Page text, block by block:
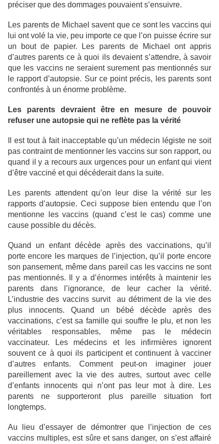
préciser que des dommages pouvaient s’ensuivre.
Les parents de Michael savent que ce sont les vaccins qui
lui ont volé la vie, peu importe ce que l’on puisse écrire sur
un bout de papier. Les parents de Michael ont appris
d’autres parents ce à quoi ils devaient s’attendre, à savoir
que les vaccins ne seraient surement pas mentionnés sur
le rapport d’autopsie. Sur ce point précis, les parents sont
confrontés à un énorme problème.
Les parents devraient être en mesure de pouvoir
refuser une autopsie qui ne reflète pas la vérité
Il est tout à fait inacceptable qu’un médecin légiste ne soit
pas contraint de mentionner les vaccins sur son rapport, ou
quand il y a recours aux urgences pour un enfant qui vient
d’être vacciné et qui décéderait dans la suite.
Les parents attendent qu’on leur dise la vérité sur les
rapports d’autopsie. Ceci suppose bien entendu que l’on
mentionne les vaccins (quand c’est le cas) comme une
cause possible du décès.
Quand un enfant décède après des vaccinations, qu’il
porte encore les marques de l’injection, qu’il porte encore
son pansement, même dans pareil cas les vaccins ne sont
pas mentionnés. Il y a d’énormes intérêts à maintenir les
parents dans l’ignorance, de leur cacher la vérité.
L’industrie des vaccins survit au détriment de la vie des
plus innocents. Quand un bébé décède après des
vaccinations, c’est sa famille qui souffre le plu, et non les
véritables responsables, même pas le médecin
vaccinateur. Les médecins et les infirmières ignorent
souvent ce à quoi ils participent et continuent à vacciner
d’autres enfants. Comment peut-on imaginer jouer
pareillement avec la vie des autres, surtout avec celle
d’enfants innocents qui n’ont pas leur mot à dire. Les
parents ne supporteront plus pareille situation fort
longtemps.
Au lieu d’essayer de démontrer que l’injection de ces
vaccins multiples, est sûre et sans danger, on s’est affairé